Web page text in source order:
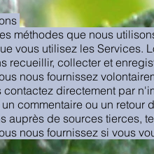
méthodes que nous
vous utilisez les Services.
recueillir, collecter et
nous fournissez
directement par
commentaire ou un retour
auprès de sources tierces,
nous fournissez si vous